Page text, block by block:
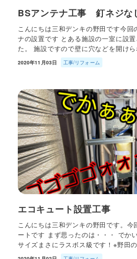
BSアンテナ工事 釘ネジな
こんにちは三和デンキの野田です今回
ナの設置です とある施設の一室に設
た。 施設ですので壁に穴などを開け
2020年11月03日 工事/リフォーム
エコキュート設置工事
こんにちは三和デンキの野田です。今
ートです まず思ったのは・・・ でか
サイズまさにラスボス級です！※野田